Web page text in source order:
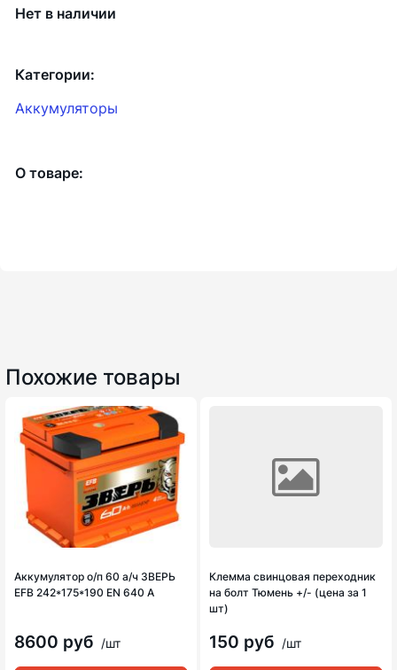
Категории:
Аккумуляторы
О товаре:
Нет в наличии
Похожие товары
Аккумулятор о/п 60 а/ч ЗВЕРЬ
EFB 242*175*190 EN 640 A
8600 руб /шт
Клемма свинцовая переходник
на болт Тюмень +/- (цена за 1
шт)
150 руб /шт